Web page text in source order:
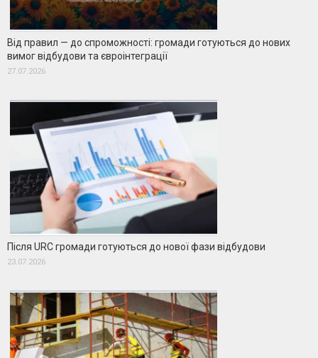
Від правил — до спроможності: громади готуються до нових
вимог відбудови та євроінтеграції
27.07.2026
Після URC громади готуються до нової фази відбудови
23.07.2026